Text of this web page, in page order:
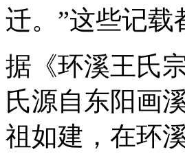
迁。”这些记
据《环溪王氏
氏源自东阳画
祖如建，在环